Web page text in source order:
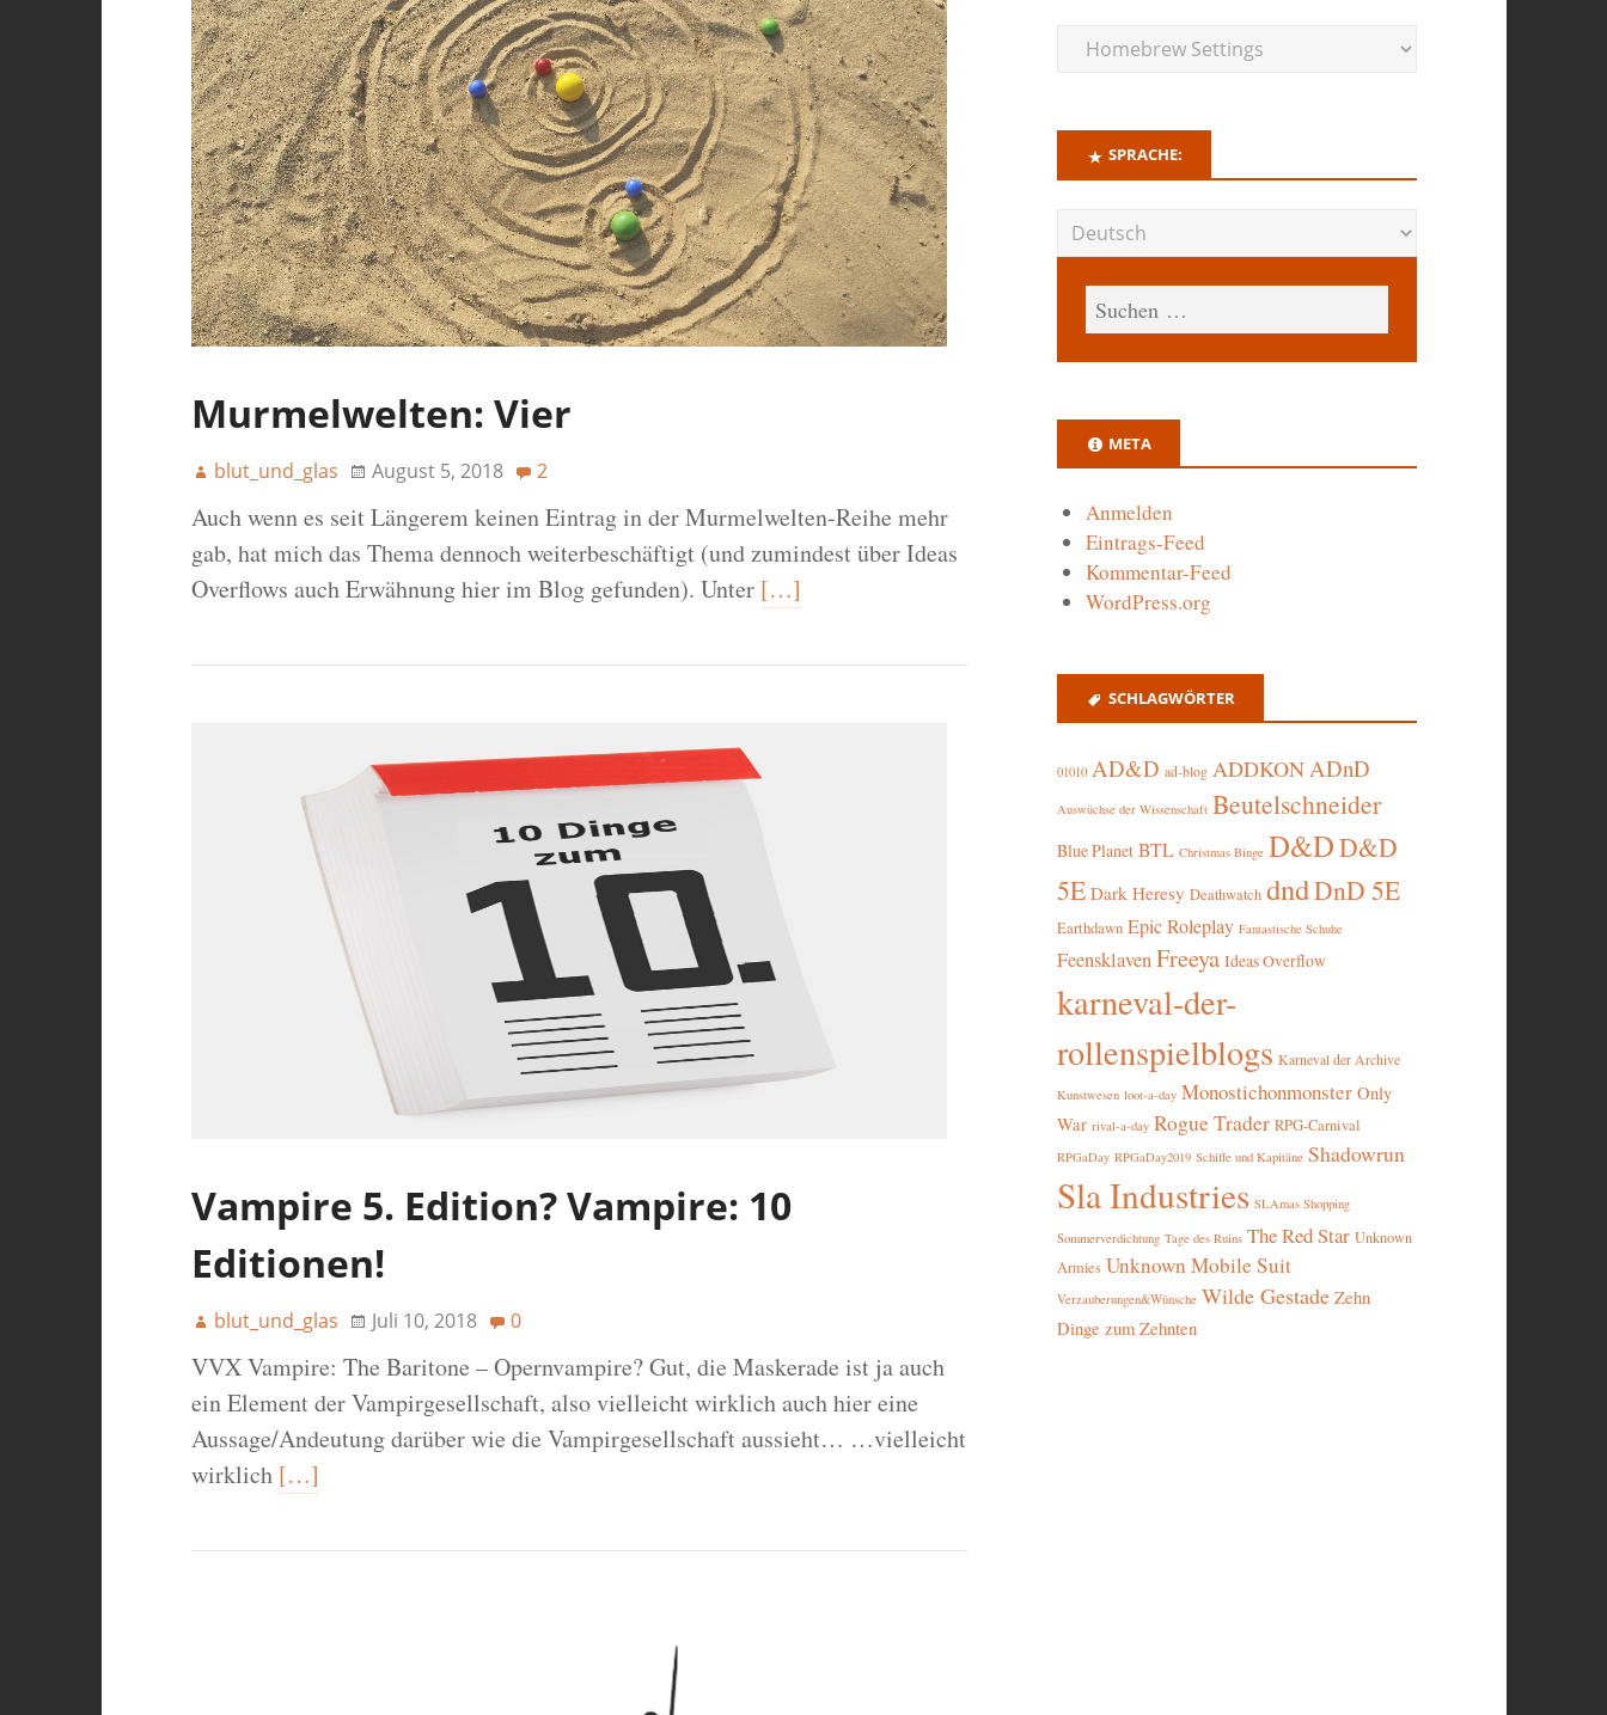
Murmelwelten: Vier
blut_und_glas August 5, 2018 2
Auch wenn es seit Längerem keinen Eintrag in der Murmelwelten-Reihe mehr
gab, hat mich das Thema dennoch weiterbeschäftigt (und zumindest über Ideas
Overflows auch Erwähnung hier im Blog gefunden). Unter […]
Vampire 5. Edition? Vampire: 10
Editionen!
blut_und_glas Juli 10, 2018 0
VVX Vampire: The Baritone – Opernvampire? Gut, die Maskerade ist ja auch
ein Element der Vampirgesellschaft, also vielleicht wirklich auch hier eine
Aussage/Andeutung darüber wie die Vampirgesellschaft aussieht… …vielleicht
wirklich […]
SPRACHE:
META
Anmelden
Eintrags-Feed
Kommentar-Feed
WordPress.org
SCHLAGWÖRTER
01010 AD&D ad-blog ADDKONADnD
Auswüchse der Wissenschaft Beutelschneider
Blue Planet BTL Christmas Binge D&DD&D
5E Dark Heresy Deathwatch dndDnD 5E
Earthdawn Epic Roleplay Fantastische Schuhe
Feensklaven Freeya Ideas Overflow
karneval-der-
rollenspielblogs Karneval der Archive
Kunstwesen loot-a-day Monostichonmonster Only
War rival-a-day Rogue Trader RPG-Carnival
RPGaDay RPGaDay2019 Schiffe und Kapitäne Shadowrun
Sla Industries SLAmas Shopping
Sommerverdichtung Tage des Ruins The Red Star Unknown
Armies Unknown Mobile Suit
Verzauberungen&Wünsche Wilde Gestade Zehn
Dinge zum Zehnten